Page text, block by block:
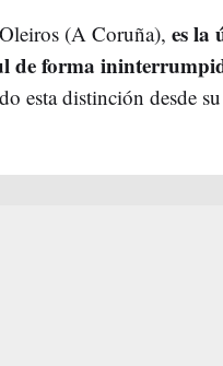
(A Coruña), es la
de forma
esta distinción desde